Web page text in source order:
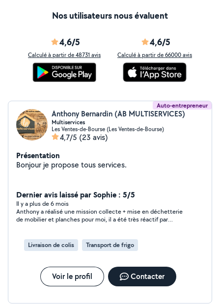
Nos utilisateurs nous évaluent
4,6/5
Calculé à partir de 48731 avis
4,6/5
Calculé à partir de 66000 avis
Auto-entrepreneur
Anthony Bernardin (AB MULTISERVICES)
Multiservices
Les Ventes-de-Bourse (Les Ventes-de-Bourse)
4,7/5 (23 avis)
Présentation
Bonjour je propose tous services.
Dernier avis laissé par Sophie : 5/5
Il y a plus de 6 mois
Anthony a réalisé une mission collecte + mise en déchetterie
de mobilier et planches pour moi, il a été très réactif par
Livraison de colis
Transport de frigo
Voir le profil Contacter